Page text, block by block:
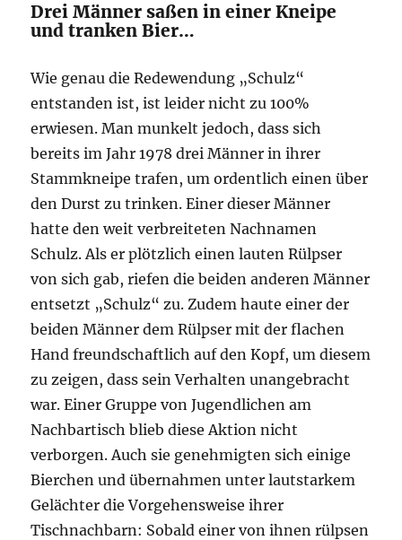
Drei Männer saßen in einer Kneipe
und tranken Bier…
Wie genau die Redewendung „Schulz“
entstanden ist, ist leider nicht zu 100%
erwiesen. Man munkelt jedoch, dass sich
bereits im Jahr 1978 drei Männer in ihrer
Stammkneipe trafen, um ordentlich einen über
den Durst zu trinken. Einer dieser Männer
hatte den weit verbreiteten Nachnamen
Schulz. Als er plötzlich einen lauten Rülpser
von sich gab, riefen die beiden anderen Männer
entsetzt „Schulz“ zu. Zudem haute einer der
beiden Männer dem Rülpser mit der flachen
Hand freundschaftlich auf den Kopf, um diesem
zu zeigen, dass sein Verhalten unangebracht
war. Einer Gruppe von Jugendlichen am
Nachbartisch blieb diese Aktion nicht
verborgen. Auch sie genehmigten sich einige
Bierchen und übernahmen unter lautstarkem
Gelächter die Vorgehensweise ihrer
Tischnachbarn: Sobald einer von ihnen rülpsen